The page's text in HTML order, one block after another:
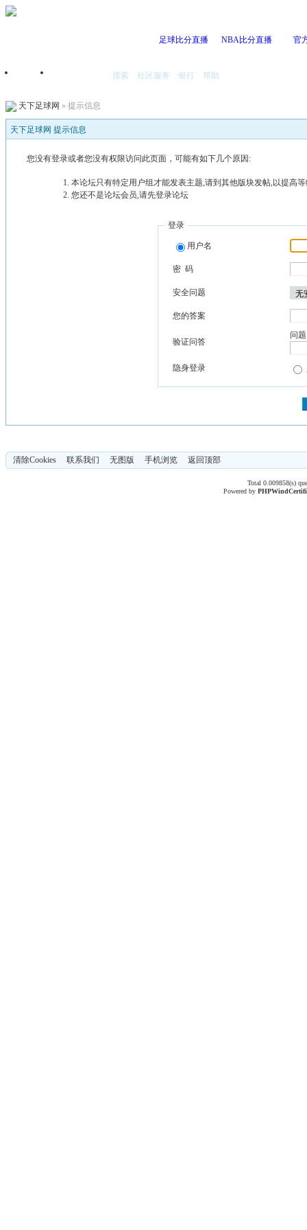
足球比分直播 NBA比分直播 官
首页 搜索 社区服务 银行 帮助
天下足球网 » 提示信息
天下足球网 提示信息
您没有登录或者您没有权限访问此页面，可能有如下几个原因:
本论坛只有特定用户组才能发表主题,请到其他版块发帖,以提高
您还不是论坛会员,请先登录论坛
登录
用户名
密 码
安全问题
您的答案
验证问答
问
隐身登录
清除Cookies 联系我们 无图版 手机浏览 返回顶部
Total 0.009858(s)
Powered byPHPWind